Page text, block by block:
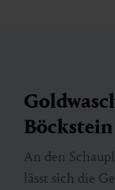
Böckstein
An den
lässt sich die